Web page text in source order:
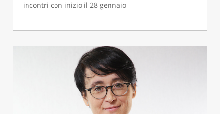
incontri con inizio il 28 gennaio